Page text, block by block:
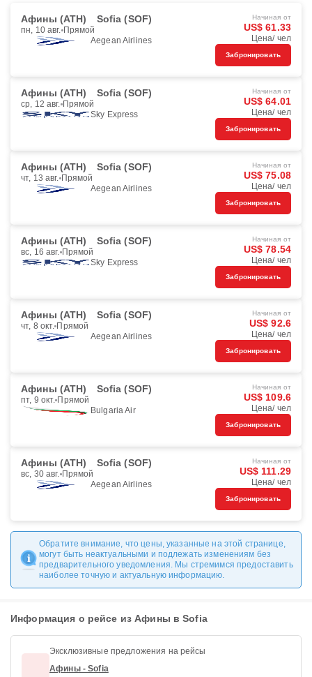
Афины (ATH) Sofia (SOF)
пн, 10 авг. Прямой
Aegean Airlines
Начиная от
US$ 61.33
Цена/ чел
Забронировать
Афины (ATH) Sofia (SOF)
ср, 12 авг. Прямой
Sky Express
Начиная от
US$ 64.01
Цена/ чел
Забронировать
Афины (ATH) Sofia (SOF)
чт, 13 авг. Прямой
Aegean Airlines
Начиная от
US$ 75.08
Цена/ чел
Забронировать
Афины (ATH) Sofia (SOF)
вс, 16 авг. Прямой
Sky Express
Начиная от
US$ 78.54
Цена/ чел
Забронировать
Афины (ATH) Sofia (SOF)
чт, 8 окт. Прямой
Aegean Airlines
Начиная от
US$ 92.6
Цена/ чел
Забронировать
Афины (ATH) Sofia (SOF)
пт, 9 окт. Прямой
Bulgaria Air
Начиная от
US$ 109.6
Цена/ чел
Забронировать
Афины (ATH) Sofia (SOF)
вс, 30 авг. Прямой
Aegean Airlines
Начиная от
US$ 111.29
Цена/ чел
Забронировать
Обратите внимание, что цены, указанные на этой странице,
могут быть неактуальными и подлежать изменениям без
предварительного уведомления. Мы стремимся предоставить
наиболее точную и актуальную информацию.
Информация о рейсе из Афины в Sofia
Эксклюзивные предложения на рейсы
Афины - Sofia